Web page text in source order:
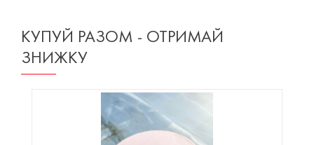
КУПУЙ РАЗОМ - ОТРИМАЙ
ЗНИЖКУ